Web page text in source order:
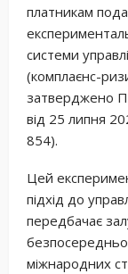
платникам
системи
(комплаєнс-
затверджено
вiд 25 липня
854).
Цей
підхід до
передбачає
міжнародних